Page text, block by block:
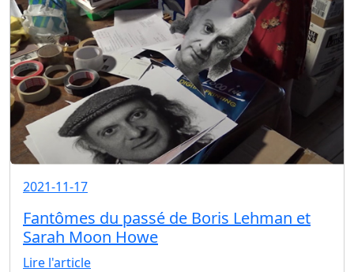
2021-11-17
Fantômes du passé de Boris Lehman et
Sarah Moon Howe
Lire l'article